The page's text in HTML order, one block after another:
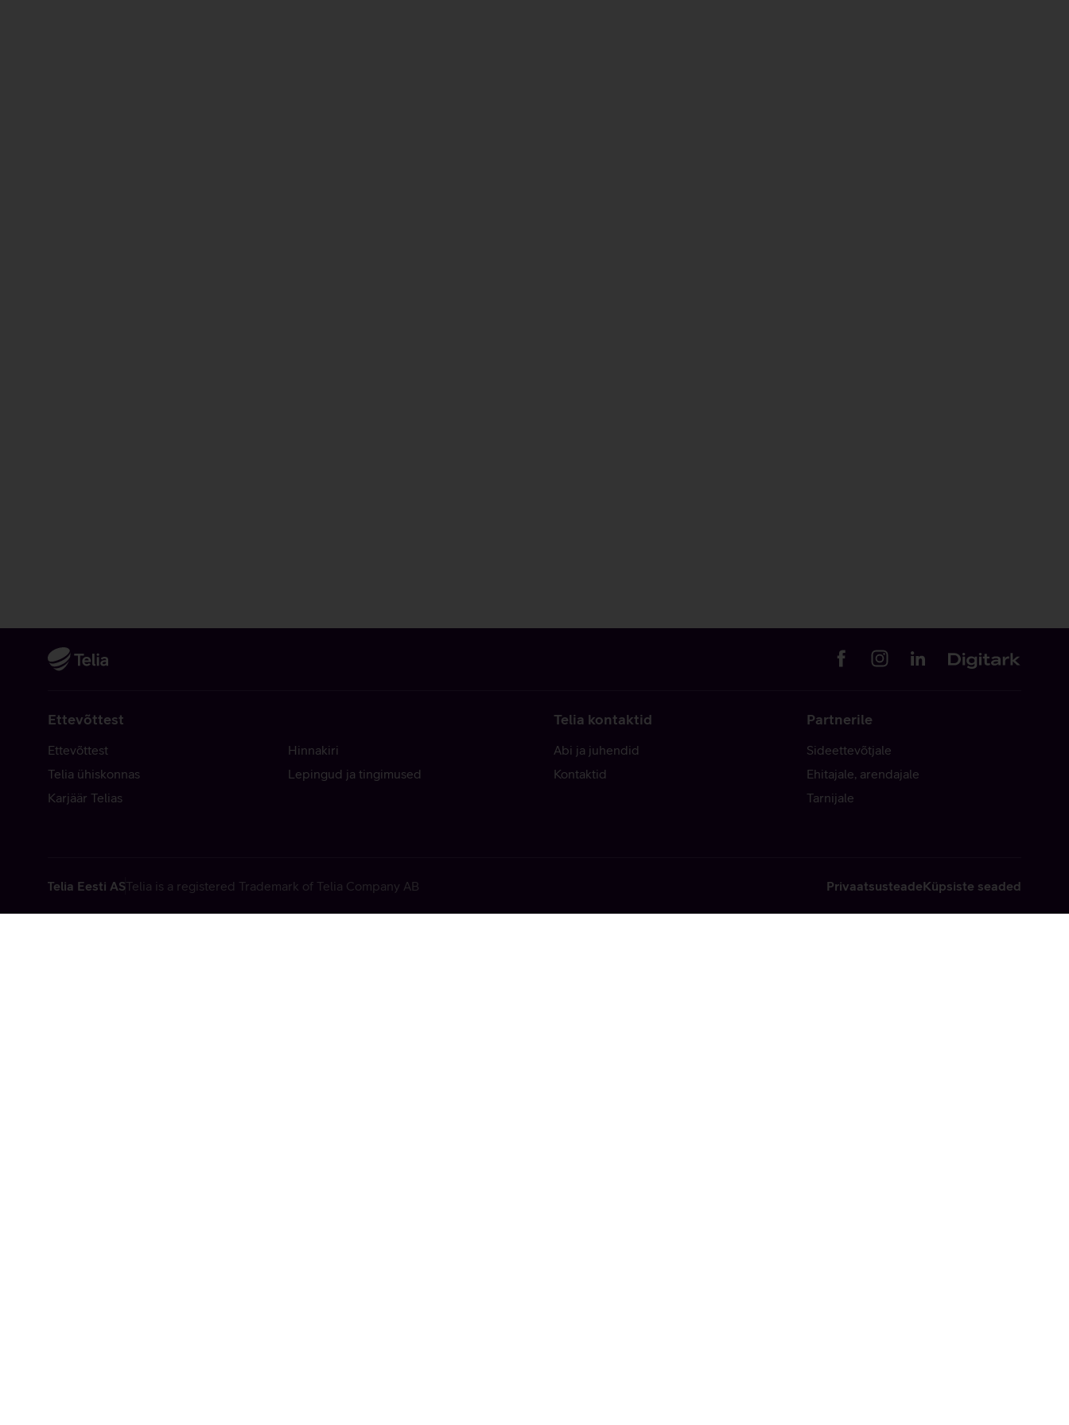
Ettevõttest
Ettevõttest
Telia ühiskonnas
Karjäär Telias
Hinnakiri
Lepingud ja tingimused
Telia kontaktid
Abi ja juhendid
Kontaktid
Partnerile
Sideettevõtjale
Ehitajale, arendajale
Tarnijale
Telia Eesti ASTelia is a registered Trademark of Telia Company AB PrivaatsusteadeKüpsiste seaded